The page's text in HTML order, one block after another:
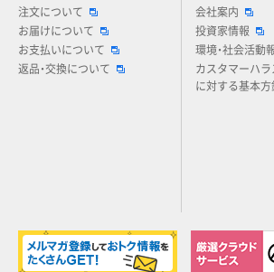
注文について
お届けについて
お支払いについて
返品・交換について
会社案内
投資家情報
環境・社会活動
カスタマーハラ
に対する基本方